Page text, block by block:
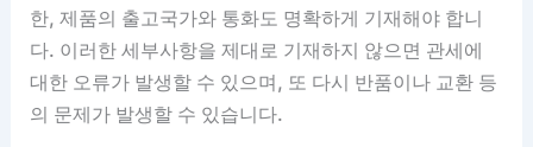
한, 제품의 출고국가와 통화도 명확하게 기재해야 합니
다. 이러한 세부사항을 제대로 기재하지 않으면 관세에
대한 오류가 발생할 수 있으며, 또 다시 반품이나 교환 등
의 문제가 발생할 수 있습니다.